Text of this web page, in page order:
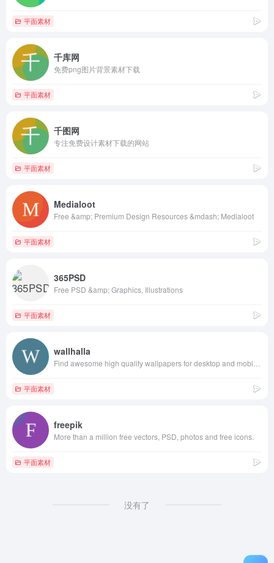
平面素材
千库网
免费png图片背景素材下载
平面素材
千图网
专注免费设计素材下载的网站
平面素材
Medialoot
Free &amp; Premium Design Resources &mdash; Medialoot
平面素材
365PSD
Free PSD &amp; Graphics, Illustrations
平面素材
wallhalla
平面素材
freepik
More than a million free vectors, PSD, photos and free icons.
平面素材
没有了